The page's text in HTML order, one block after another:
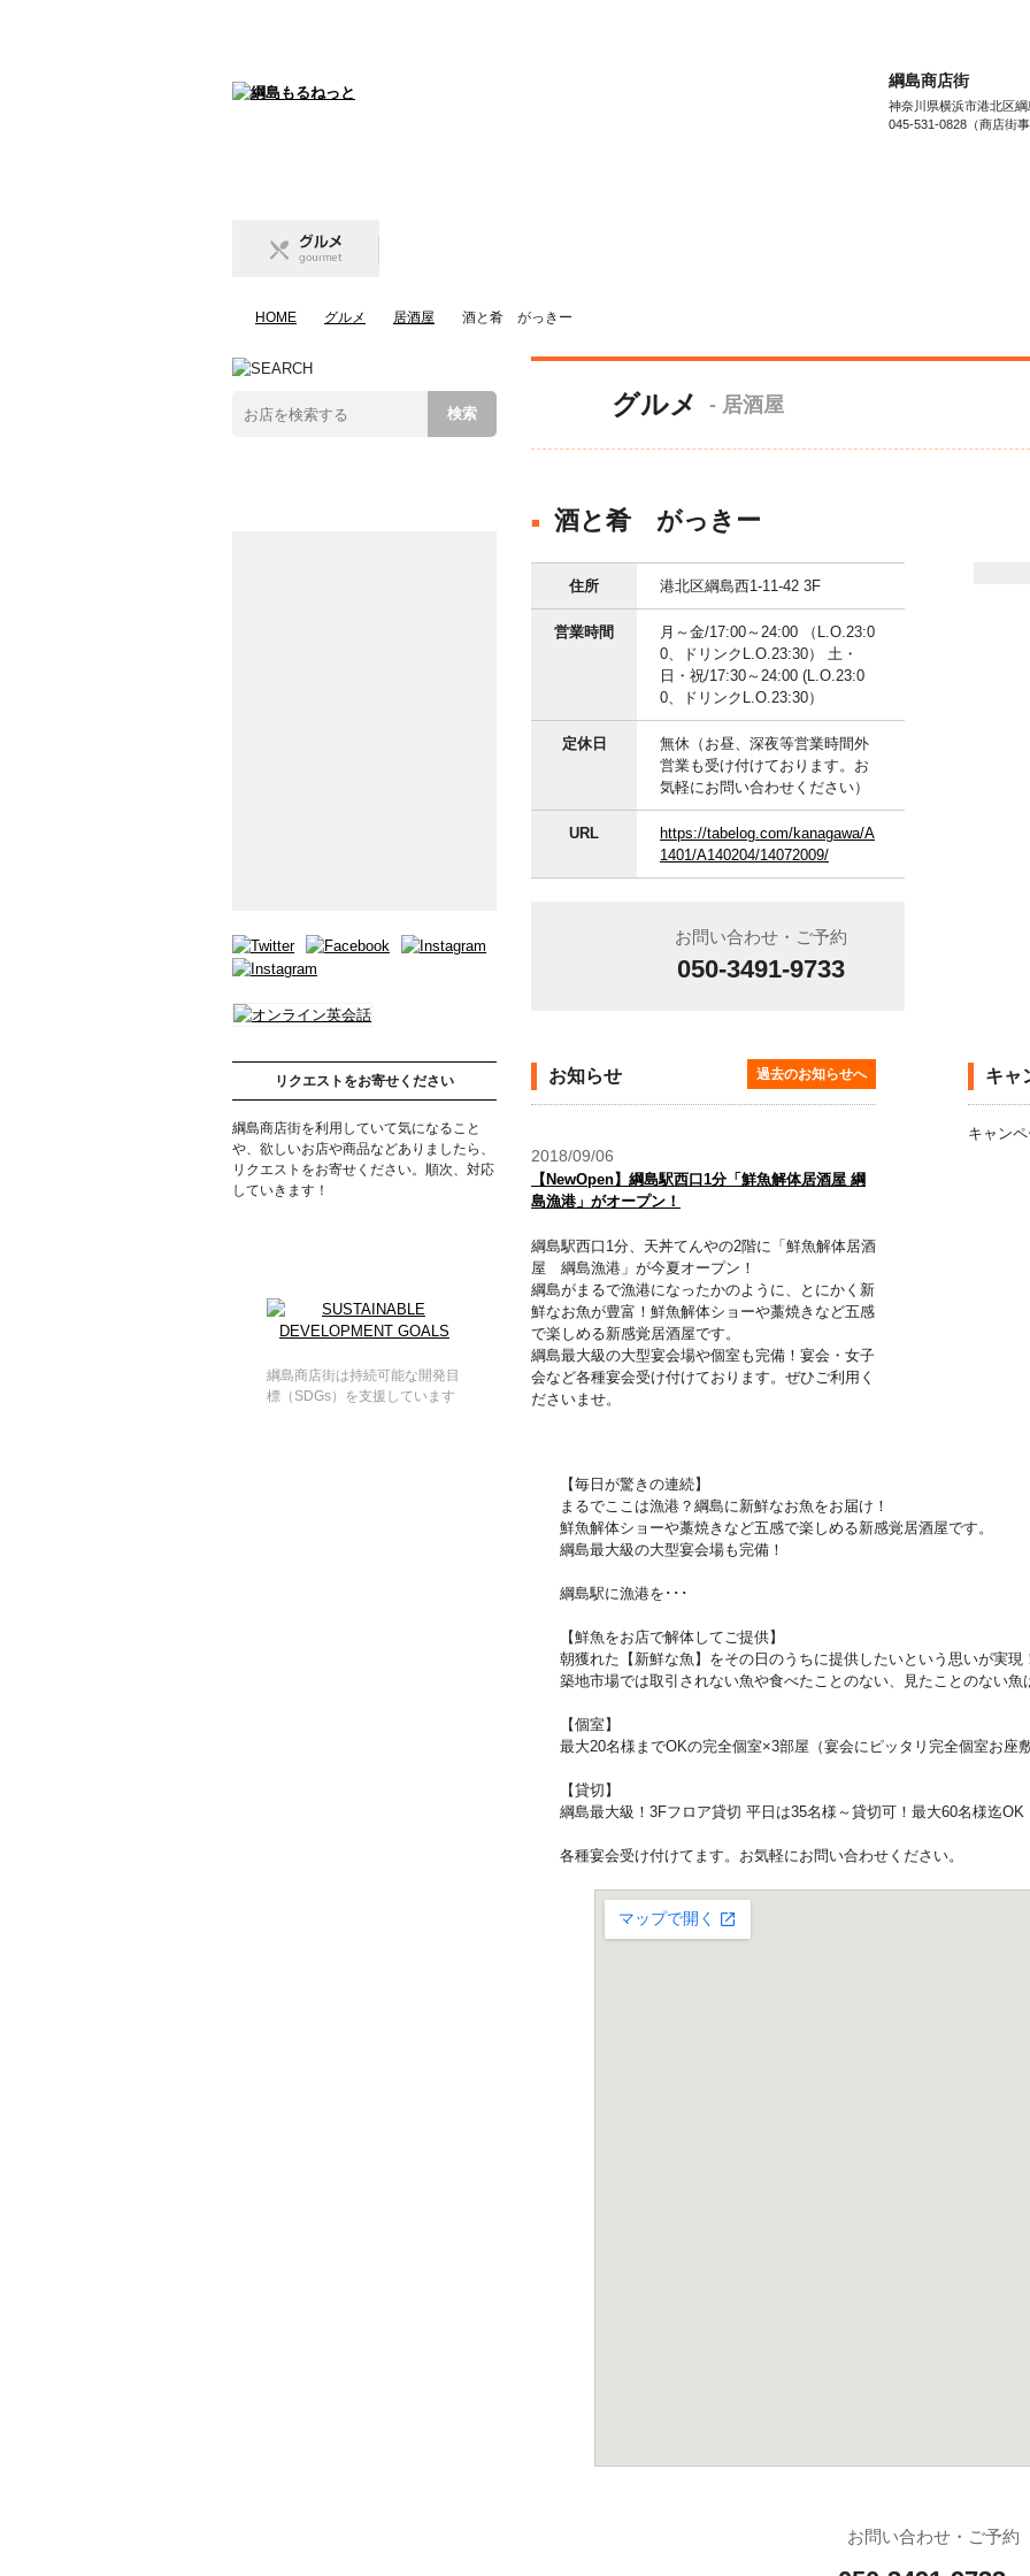
綱島商店街
神奈川県横浜市港北区
045-531-0828（商店街事
HOME グルメ 居酒屋 酒と肴 がっきー
グルメ - 居酒屋
酒と肴 がっきー
住所 港北区綱島西1-11-42 3F
営業時間
月～金/17:00～24:00 （L.O.23:0
0、ドリンクL.O.23:30） 土・
日・祝/17:30～24:00 (L.O.23:0
0、ドリンクL.O.23:30）
定休日
無休（お昼、深夜等営業時間外
営業も受け付けております。お
気軽にお問い合わせください）
URL
https://tabelog.com/kanagawa/A
1401/A140204/14072009/
お問い合わせ・ご予約
050-3491-9733
お知らせ
2018/09/06
【NewOpen】綱島駅西口1分「鮮魚解体居酒屋 綱
島漁港」がオープン！
綱島駅西口1分、天丼てんやの2階に「鮮魚解体居酒
屋 綱島漁港」が今夏オープン！
綱島がまるで漁港になったかのように、とにかく新
鮮なお魚が豊富！鮮魚解体ショーや藁焼きなど五感
で楽しめる新感覚居酒屋です。
綱島最大級の大型宴会場や個室も完備！宴会・女子
会など各種宴会受け付けております。ぜひご利用く
ださいませ。
過去のお知らせへ キャ
キャン
【毎日が驚きの連続】
まるでここは漁港？綱島に新鮮なお魚をお届け！
鮮魚解体ショーや藁焼きなど五感で楽しめる新感覚居酒屋です。
綱島最大級の大型宴会場も完備！
綱島駅に漁港を･･･
【鮮魚をお店で解体してご提供】
朝獲れた【新鮮な魚】をその日のうちに提供したいという思いが実現
築地市場では取引されない魚や食べたことのない、見たことのない魚
【個室】
最大20名様までOKの完全個室×3部屋（宴会にピッタリ完全個室お座敷
【貸切】
綱島最大級！3Fフロア貸切 平日は35名様～貸切可！最大60名様迄OK
各種宴会受け付けてます。お気軽にお問い合わせください。
お問い合わせ・ご予約
ビューティー&ヘルスbeauty & health
living & life
ファッション
スクール&カルチャーschool & culture
リクエストをお寄せください
綱島商店街を利用していて気になること
や、欲しいお店や商品などありましたら、
リクエストをお寄せください。順次、対応
していきます！
綱島商店街は持続可能な開発目
標（SDGs）を支援しています